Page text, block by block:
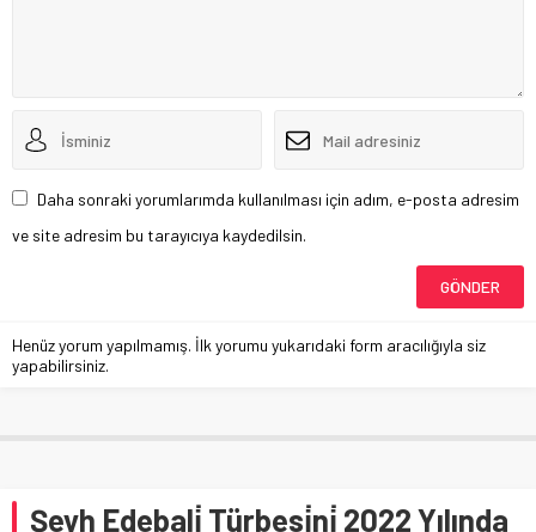
Daha sonraki yorumlarımda kullanılması için adım, e-posta adresim
ve site adresim bu tarayıcıya kaydedilsin.
Henüz yorum yapılmamış. İlk yorumu yukarıdaki form aracılığıyla siz
yapabilirsiniz.
Şeyh Edebali̇ Türbesi̇ni̇ 2022 Yılında